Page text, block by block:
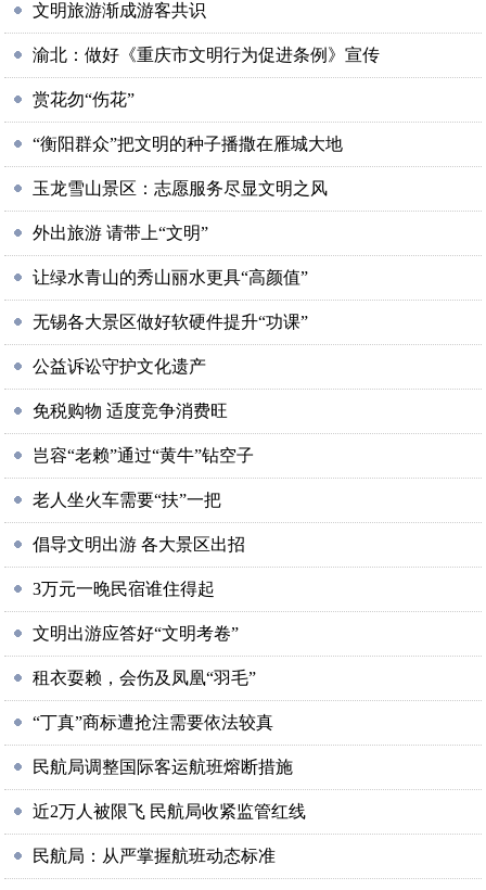
文明旅游渐成游客共识
渝北：做好《重庆市文明行为促进条例》宣传
赏花勿“伤花”
“衡阳群众”把文明的种子播撒在雁城大地
玉龙雪山景区：志愿服务尽显文明之风
外出旅游 请带上“文明”
让绿水青山的秀山丽水更具“高颜值”
无锡各大景区做好软硬件提升“功课”
公益诉讼守护文化遗产
免税购物 适度竞争消费旺
岂容“老赖”通过“黄牛”钻空子
老人坐火车需要“扶”一把
倡导文明出游 各大景区出招
3万元一晚民宿谁住得起
文明出游应答好“文明考卷”
租衣耍赖，会伤及凤凰“羽毛”
“丁真”商标遭抢注需要依法较真
民航局调整国际客运航班熔断措施
近2万人被限飞 民航局收紧监管红线
民航局：从严掌握航班动态标准